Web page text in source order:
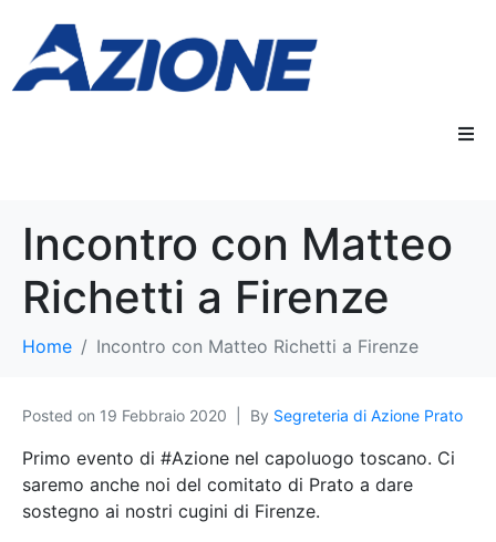
Incontro con Matteo
Richetti a Firenze
Home Incontro con Matteo Richetti a Firenze
Posted on 19 Febbraio 2020 By Segreteria di Azione Prato
Primo evento di #Azione nel capoluogo toscano. Ci
saremo anche noi del comitato di Prato a dare
sostegno ai nostri cugini di Firenze.